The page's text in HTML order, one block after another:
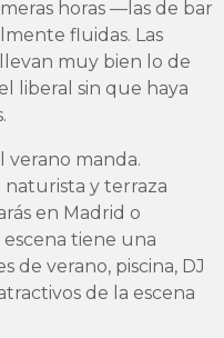
horas —las de bar
fluidas. Las
muy bien lo de
liberal sin que haya
verano manda.
naturista y terraza
en Madrid o
tiene una
de verano, piscina, DJ
de la escena